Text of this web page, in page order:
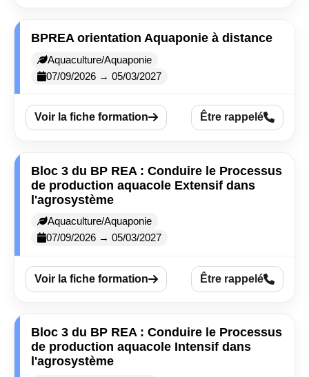
BPREA orientation Aquaponie à distance
Aquaculture/Aquaponie
07/09/2026 → 05/03/2027
Voir la fiche formation Être rappelé
Bloc 3 du BP REA : Conduire le Processus
de production aquacole Extensif dans
l'agrosystème
Aquaculture/Aquaponie
07/09/2026 → 05/03/2027
Voir la fiche formation Être rappelé
Bloc 3 du BP REA : Conduire le Processus
de production aquacole Intensif dans
l'agrosystème